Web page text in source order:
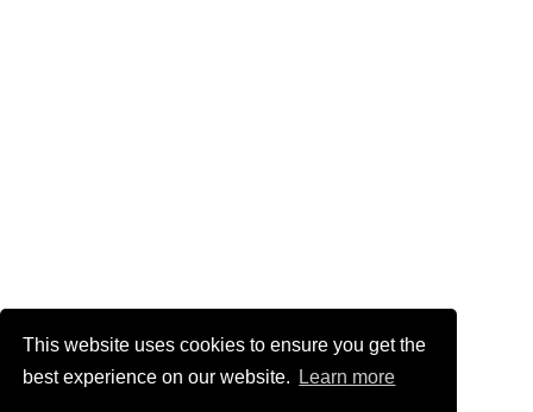
This website uses cookies to ensure you get the
best experience on our website.
Learn more